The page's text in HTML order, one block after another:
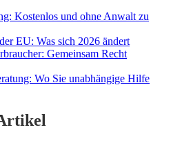
Kostenlos und ohne Anwalt zu
EU: Was sich 2026 ändert
Gemeinsam Recht
Wo Sie unabhängige Hilfe